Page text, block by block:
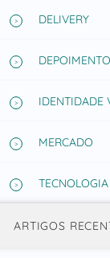
DELIVERY
IDENTIDADE
MERCADO
TECNOLOGIA
ARTIGOS